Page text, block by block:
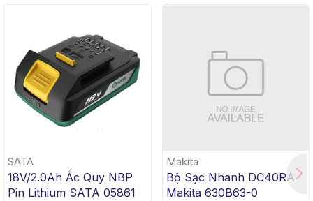
SATA
18V/2.0Ah Ắc Quy NBP
Pin Lithium SATA 05861
Makita
Bộ Sạc Nhanh DC40RA
Makita 630B63-0